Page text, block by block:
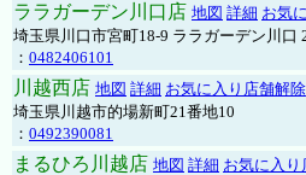
ララガーデン川口店 地図 詳細 お気
埼玉県川口市宮町18-9 ララガーデン川口
： 0482406101
川越西店 地図 詳細 お気に入り店舗解除
埼玉県川越市的場新町21番地10
： 0492390081
まるひろ川越店 地図 詳細 お気に入り